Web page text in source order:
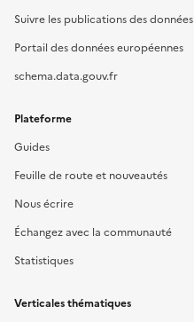
Suivre les publications des données
Portail des données européennes
schema.data.gouv.fr
Plateforme
Guides
Feuille de route et nouveautés
Nous écrire
Échangez avec la communauté
Statistiques
Verticales thématiques